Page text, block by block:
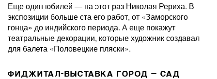
Еще один юбилей — на этот раз Николая Рериха. В
экспозиции больше ста его работ, от «Заморского
гонца» до индийского периода. А еще покажут
театральные декорации, которые художник создавал
для балета «Половецкие пляски».
ФИДЖИТАЛ-ВЫСТАВКА ГОРОД — САД